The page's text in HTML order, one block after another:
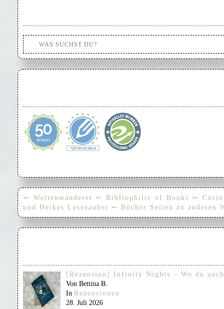
➳ Weltenwanderer ➳ Bibliophilie of Books ➳
und Heikes Lesezauber ➳ Bücher Seiten zu anderen
[Rezension] Infinity Nights – Wo du
Von Bettina B.
In Rezensionen
28. Juli 2026